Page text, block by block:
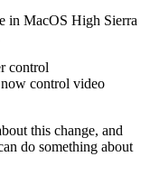
in MacOS High Sierra
control
control video
this change, and
do something about